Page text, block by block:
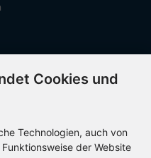
Cookies und
Technologien, auch von
der Website